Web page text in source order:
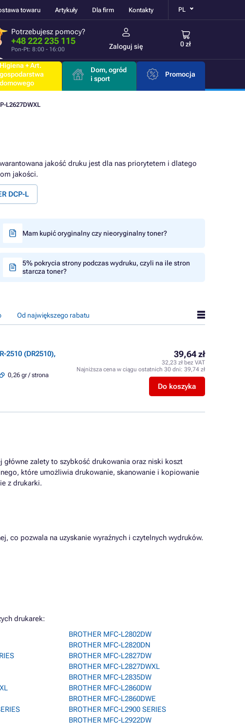
towaru Artykuły Dla firm Kontakty PL
Potrzebujesz pomocy?
+48 222 235 115
Pon-Pt: 8:00 - 16:00 Zaloguj się 0 zł
Higiena + Art.
gospodarstwa
domowego
Dom, ogród
i sport
Promocja
L2627DWXL
jakość druku jest dla nas priorytetem i dlatego
jakości.
DCP-L
Mam kupić oryginalny czy nieoryginalny toner?
5% pokrycia strony podczas wydruku, czyli na ile stron
starcza toner?
Od największego rabatu
2510 (DR2510),
0,26 gr / strona
39,64 zł
32,23 zł bez VAT
Najniższa cena w ciągu ostatnich 30 dni: 39,74 zł
Do koszyka
zalety to szybkość drukowania oraz niski koszt
które umożliwia drukowanie, skanowanie i kopiowanie
z drukarki.
co pozwala na uzyskanie wyraźnych i czytelnych wydruków.
drukarek:
BROTHER MFC-L2802DW
BROTHER MFC-L2820DN
BROTHER MFC-L2827DW
BROTHER MFC-L2827DWXL
BROTHER MFC-L2835DW
BROTHER MFC-L2860DW
BROTHER MFC-L2860DWE
BROTHER MFC-L2900 SERIES
BROTHER MFC-L2922DW